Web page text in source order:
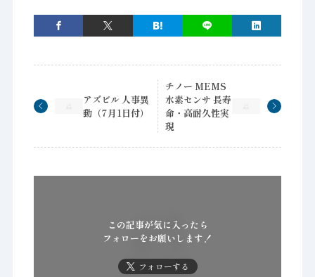
アズビル 人事異
動（7月1日付）
チノー MEMS
水素センサ 長寿
命・高耐久性実
現
この記事が気に入ったら
フォローをお願いします！
フォローする